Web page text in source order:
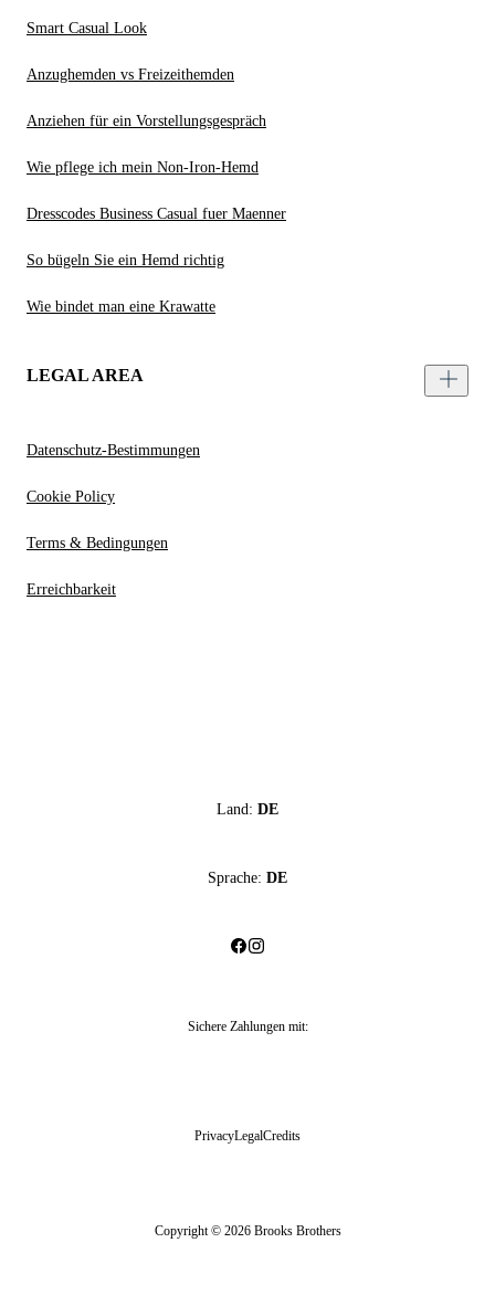
Smart Casual Look
Anzughemden vs Freizeithemden
Anziehen für ein Vorstellungsgespräch
Wie pflege ich mein Non-Iron-Hemd
Dresscodes Business Casual fuer Maenner
So bügeln Sie ein Hemd richtig
Wie bindet man eine Krawatte
LEGAL AREA
Datenschutz-Bestimmungen
Cookie Policy
Terms & Bedingungen
Erreichbarkeit
Land: DE
Sprache: DE
Sichere Zahlungen mit:
PrivacyLegalCredits
Copyright © 2026 Brooks Brothers